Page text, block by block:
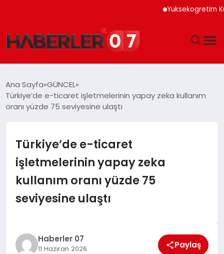
Yuksekogretim
EKONOMI
TEKNOLOJI
MAGAZIN
Ana Sayfa GÜNCEL
Türkiye’de e-ticaret işletmelerinin yapay zeka kullanım
oranı yüzde 75 seviyesine ulaştı
Türkiye’de e-ticaret
işletmelerinin yapay zeka
kullanım oranı yüzde 75
seviyesine ulaştı
Haberler 07
11 Haziran 2026 Paylaş